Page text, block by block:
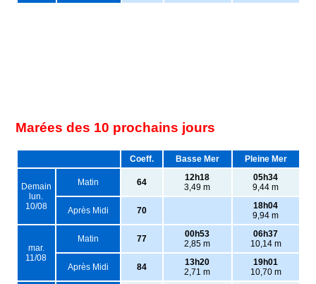
Marées des 10 prochains jours
Coeff. Basse Mer Pleine Mer
Demain
lun.
10/08
Matin 64
12h18
3,49 m
05h34
9,44 m
Après Midi 70
18h04
9,94 m
mar.
11/08
Matin 77
00h53
2,85 m
06h37
10,14 m
Après Midi 84
13h20
2,71 m
19h01
10,70 m